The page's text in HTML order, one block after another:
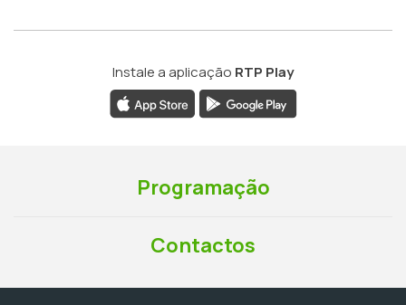
Instale a aplicação RTP Play
Programação
Contactos